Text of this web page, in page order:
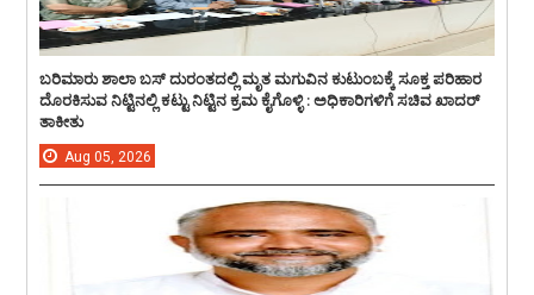
ಬರಿಮಾರು ಶಾಲಾ ಬಸ್ ದುರಂತದಲ್ಲಿ ಮೃತ ಮಗುವಿನ ಕುಟುಂಬಕ್ಕೆ ಸೂಕ್ತ ಪರಿಹಾರ
ದೊರಕಿಸುವ ನಿಟ್ಟಿನಲ್ಲಿ ಕಟ್ಟು ನಿಟ್ಟಿನ ಕ್ರಮ ಕೈಗೊಳ್ಳಿ : ಅಧಿಕಾರಿಗಳಿಗೆ ಸಚಿವ ಖಾದರ್
ತಾಕೀತು
Aug 05, 2026